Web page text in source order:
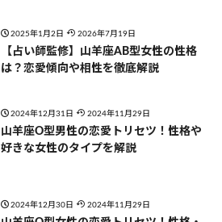
2025年1月2日 2026年7月19日
【占い師監修】山羊座AB型女性の性格
は？恋愛傾向や相性を徹底解説
2024年12月31日 2024年11月29日
山羊座O型男性の恋愛トリセツ！性格や
好きな女性のタイプを解説
2024年12月30日 2024年11月29日